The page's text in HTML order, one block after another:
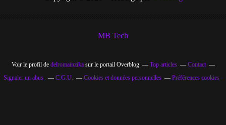
MB Tech
Voir le profil de delromainzikasur le portail Overblog Top articles
Contact
Signaler un abus
C.G.U. Cookies et données personnelles Préférences cookies